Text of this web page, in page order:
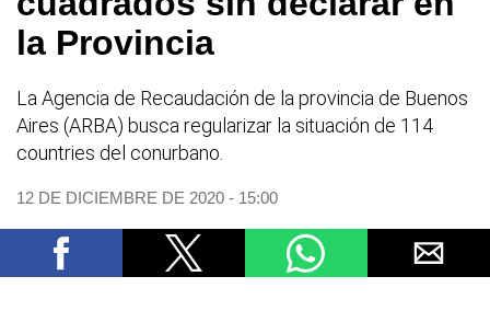
la Provincia
La Agencia de Recaudación de la provincia de Buenos
Aires (ARBA) busca regularizar la situación de 114
countries del conurbano.
12 DE DICIEMBRE DE 2020 - 15:00